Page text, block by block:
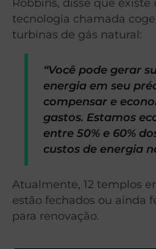
Robbins, disse que existe
tecnologia chamada
turbinas de gás natural:
“Você pode gerar
energia em seu
compensar e
gastos. Estamos
entre 50% e 60%
custos de energia
Atualmente, 12 templos
estão fechados ou ainda
para renovação.